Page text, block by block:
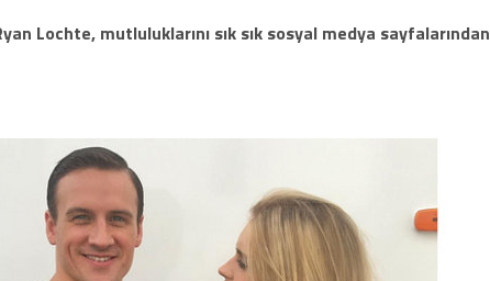
Lochte, mutluluklarını sık sık sosyal medya sayfalarından